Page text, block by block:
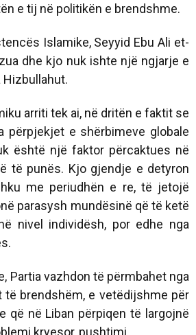
e tij në politikën e brendshme.
Islamike, Seyyid Ebu Ali et-
dhe kjo nuk ishte një ngjarje e
arriti tek ai, në dritën e faktit se
përpjekjet e shërbimeve globale
është një faktor përcaktues në
të punës. Kjo gjendje e detyron
me periudhën e re, të jetojë
parasysh mundësinë që të ketë
nivel individësh, por edhe nga
Partia vazhdon të përmbahet nga
të brendshëm, e vetëdijshme për
që në Liban përpiqen të largojnë
kryesor, pushtimi.